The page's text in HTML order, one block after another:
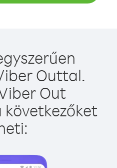
Outtal.
Out
következőket